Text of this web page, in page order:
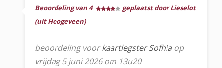
Beoordeling van 4
geplaatst door Lieselot
(uit Hoogeveen)
beoordeling voorkaartlegster Sofhia op
vrijdag 5 juni 2026 om 13u20